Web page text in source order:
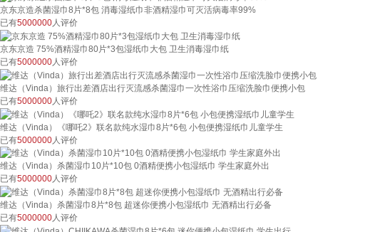
京东京造杀菌湿巾8片*8包 消毒湿纸巾非酒精湿巾可灭活病毒率99%
已有5000000人评价
京东京造 75%酒精湿巾80片*3包湿纸巾大包 卫生消毒湿巾纸
已有5000000人评价
维达（Vinda）旅行出差酒店出行灭流感杀菌湿巾一次性浴巾压缩洗脸巾便携小包
已有5000000 人评价
维达（Vinda）《哪吒2》联名款纯水湿巾8片*6包 小包便携湿纸巾儿童学生
已有5000000 人评价
维达（Vinda）杀菌湿巾10片*10包 0酒精便携小包湿纸巾 学生家庭外出
已有5000000人评价
维达（Vinda）杀菌湿巾8片*8包 超迷你便携小包湿纸巾 无酒精出行必备
已有5000000人评价